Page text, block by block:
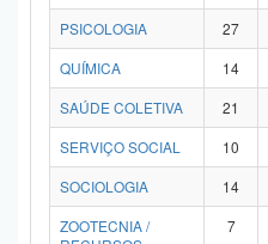
PSICOLOGIA 27
QUÍMICA
14
SAÚDE COLETIVA
21
SERVIÇO SOCIAL
10
SOCIOLOGIA
14
ZOOTECNIA /
7